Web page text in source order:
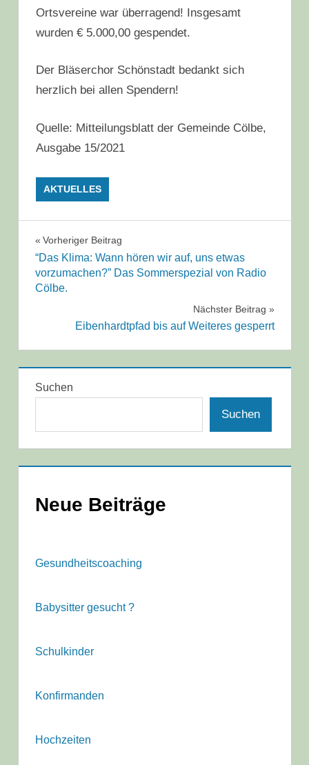
Ortsvereine war überragend! Insgesamt
wurden € 5.000,00 gespendet.
Der Bläserchor Schönstadt bedankt sich
herzlich bei allen Spendern!
Quelle: Mitteilungsblatt der Gemeinde Cölbe,
Ausgabe 15/2021
AKTUELLES
Beitragsnavigation
Vorheriger Beitrag
“Das Klima: Wann hören wir auf, uns etwas
vorzumachen?” Das Sommerspezial von Radio
Cölbe.
Nächster Beitrag
Eibenhardtpfad bis auf Weiteres gesperrt
Suchen
Suchen
Neue Beiträge
Gesundheitscoaching
Babysitter gesucht ?
Schulkinder
Konfirmanden
Hochzeiten